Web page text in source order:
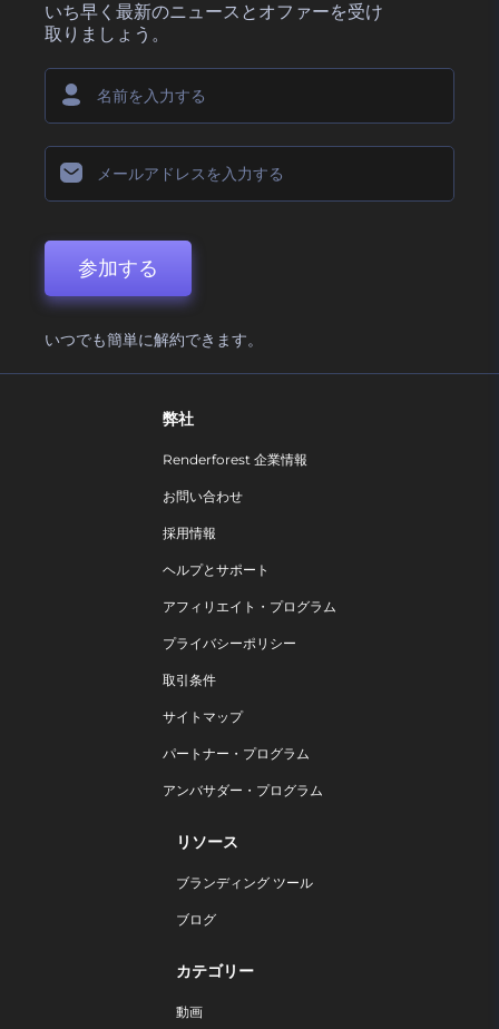
いち早く最新のニュースとオファーを受け
取りましょう。
参加する
いつでも簡単に解約できます。
弊社
Renderforest 企業情報
お問い合わせ
採用情報
ヘルプとサポート
アフィリエイト・プログラム
プライバシーポリシー
取引条件
サイトマップ
パートナー・プログラム
アンバサダー・プログラム
リソース
ブランディング ツール
ブログ
カテゴリー
動画